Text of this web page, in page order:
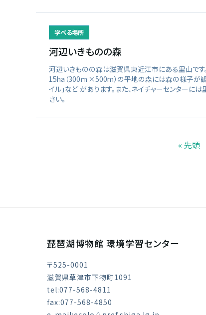
学べる場所
河辺いきものの森
河辺いきものの森は滋賀県東近江市にある里山です
15ha（300ｍ×500m）の平地の森には森の様子が観
イル」など があります。また、ネイチャーセンター
さい。
« 先頭
琵琶湖博物館 環境学習センター
〒525-0001
滋賀県草津市下物町1091
tel:077-568-4811
fax:077-568-4850